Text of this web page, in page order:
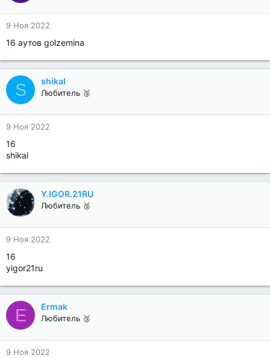
9 Ноя 2022
16 аутов golzemina
S shikal
Любитель 🥉
9 Ноя 2022
16
shikal
Y.IGOR.21RU
Любитель 🥉
9 Ноя 2022
16
yigor21ru
E Ermak
Любитель 🥉
9 Ноя 2022